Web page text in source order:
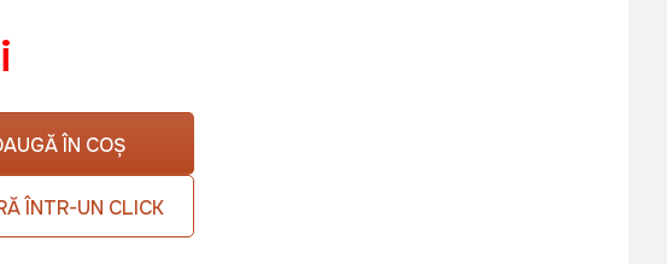
ÎN COȘ
ÎNTR-UN CLICK